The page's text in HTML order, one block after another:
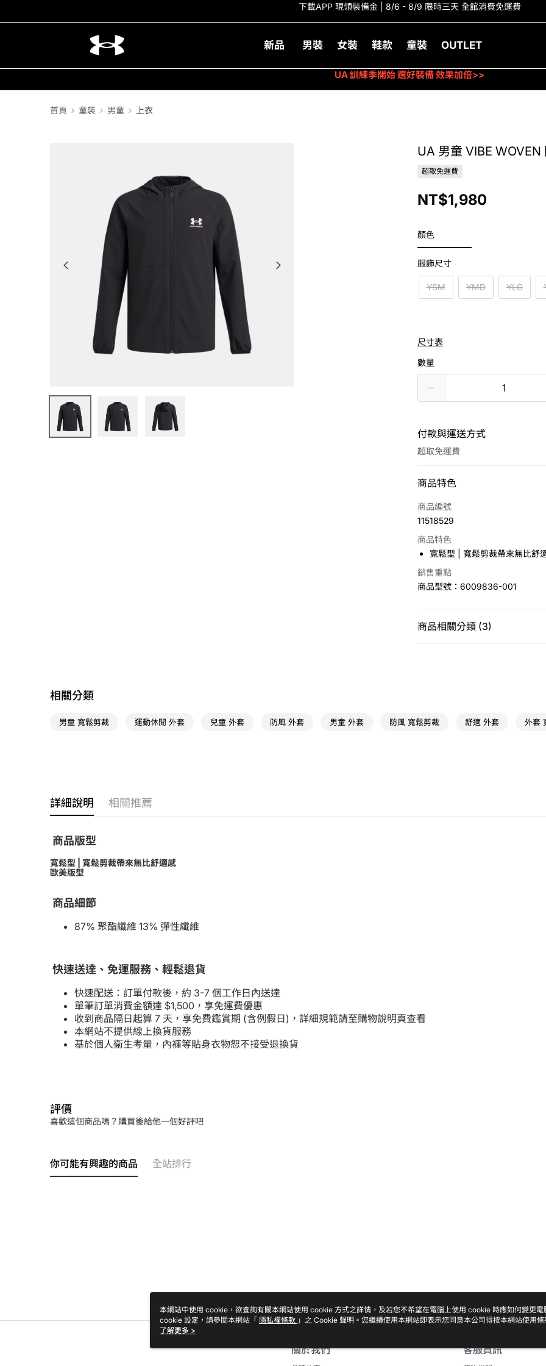
首頁 童裝 男童 上衣
UA 男童 VIBE
超取免運費
NT$1,980
顏色
服飾尺寸
YSM YMD YLG
尺寸表
數量
付款與運送方式
超取免運費
付款方式
信用卡一次付款
LINE Pay
Apple Pay
悠遊付
7-11取貨(快速到店)
商品特色
商品編號
11518529
商品特色
寬鬆型 | 寬鬆剪裁帶來無比舒
銷售重點
商品型號：6009836-001
商品相關分類 (3)
相關分類
男童 寬鬆剪裁 運動休閒 外套 兒童 外套 防風 外套 男童 外套 防風 寬鬆剪裁 舒適 外套 外套
詳細說明 相關推薦
商品版型
寬鬆型 | 寬鬆剪裁帶來無比舒適感
歐美版型
商品細節
87% 聚酯纖維 13% 彈性纖維
快速送達、免運服務、輕鬆退貨
快速配送：訂單付款後，約 3-7 個工作日內送達
單筆訂單消費金額達 $1,500，享免運費優惠
收到商品隔日起算 7 天，享免費鑑賞期 (含例假日)，詳細規範請至購物說明頁查看
本網站不提供線上換貨服務
基於個人衛生考量，內褲等貼身衣物恕不接受退換貨
評價
喜歡這個商品嗎？購買後給他一個好評吧
你可能有興趣的商品 全站排行
關於我們 客服資訊
下載APP 現領裝備金 | 8/6 - 8/9 限時三天 全館消費免運費
新品 男裝 女裝 鞋款 童裝 OUTLET
UA 訓練季開始 選好裝備 效果加倍>>
本網站中使用 cookie，欲查詢有關本網站使用 cookie 方式之詳情，及若您不希望在電腦上使用 cookie 時應如何變更電
cookie 設定，請參閱本網站「 隱私權條款 」之 Cookie 聲明。您繼續使用本網站即表示您同意本公司得按本網站使用條
Cookie 聲明使用 cookie。
了解更多 >